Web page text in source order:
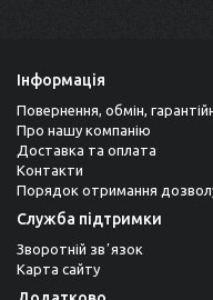
Інформація
Повернення, обмін,
Про нашу компанію
Доставка та оплата
Контакти
Порядок отримання
Служба підтримки
Зворотній звʼязок
Карта сайту